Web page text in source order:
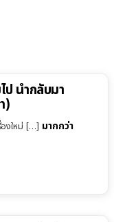
ป นำกลับมา
องใหม่ […] มากกว่า